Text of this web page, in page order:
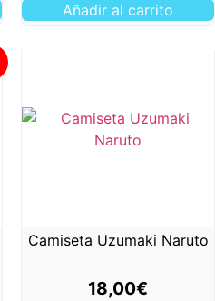
Añadir al carrito
Camiseta Uzumaki Naruto
18,00€